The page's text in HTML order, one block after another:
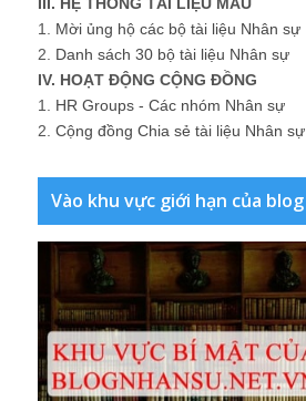
1. Mời ủng hộ các bộ tài liệu Nhân sự
2. Danh sách 30 bộ tài liệu Nhân sự
IV. HOẠT ĐỘNG CỘNG ĐỒNG
1. HR Groups - Các nhóm Nhân sự
2. Cộng đồng Chia sẻ tài liệu Nhân sự
Vào khu vực giới hạn của blog